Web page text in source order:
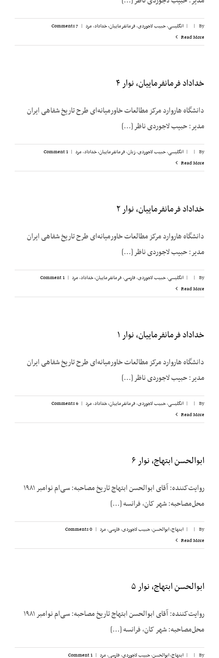
By
|
| انگلیسی,حبیب لاجوردی,فرمانفرماییان، خداداد,مرد |
7 Comments
Read More
خداداد فرمانفرماییان، نوار ۴
دانشگاه هاروارد مرکز مطالعات خاورمیانه‌ای طرح تاریخ شفاهی ایران
مدیر: حبیب لاجوردی ناظر [...]
By
|
| انگلیسی,حبیب لاجوردی,زبان,فرمانفرماییان، خداداد,مرد |
1 Comment
Read More
خداداد فرمانفرماییان، نوار ۲
دانشگاه هاروارد مرکز مطالعات خاورمیانه‌ای طرح تاریخ شفاهی ایران
مدیر: حبیب لاجوردی ناظر [...]
By
|
| انگلیسی,حبیب لاجوردی,فارسی,فرمانفرماییان، خداداد,مرد |
1 Comment
Read More
خداداد فرمانفرماییان، نوار ۱
دانشگاه هاروارد مرکز مطالعات خاورمیانه‌ای طرح تاریخ شفاهی ایران
مدیر: حبیب لاجوردی ناظر [...]
By
|
| انگلیسی,حبیب لاجوردی,فرمانفرماییان، خداداد,مرد |
6 Comments
Read More
ابوالحسن ابتهاج، نوار ۶
روایت‌کننده: آقای ابوالحسن ابتهاج تاریخ مصاحبه: سی‌ام نوامبر ۱۹۸۱
محل‌مصاحبه: شهر کان، فرانسه [...]
By
|
| ابتهاج، ابوالحسن,حبیب لاجوردی,فارسی,مرد |
0 Comments
Read More
ابوالحسن ابتهاج، نوار ۵
روایت‌کننده: آقای ابوالحسن ابتهاج تاریخ مصاحبه: سی‌ام نوامبر ۱۹۸۱
محل‌مصاحبه: شهر کان، فرانسه [...]
By
|
| ابتهاج، ابوالحسن,حبیب لاجوردی,فارسی,مرد |
1 Comment